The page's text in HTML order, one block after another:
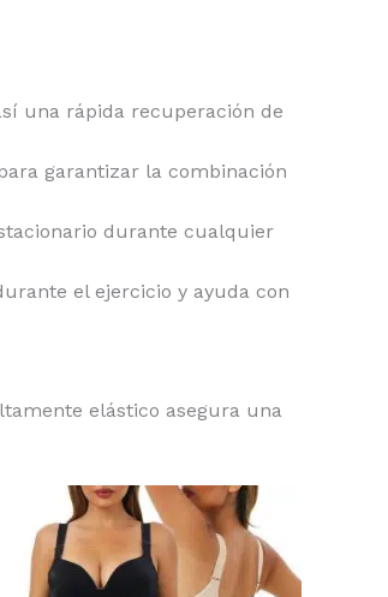
una rápida recuperación de
garantizar la combinación
durante cualquier
el ejercicio y ayuda con
elástico asegura una
Este
producto
tiene
múltiples